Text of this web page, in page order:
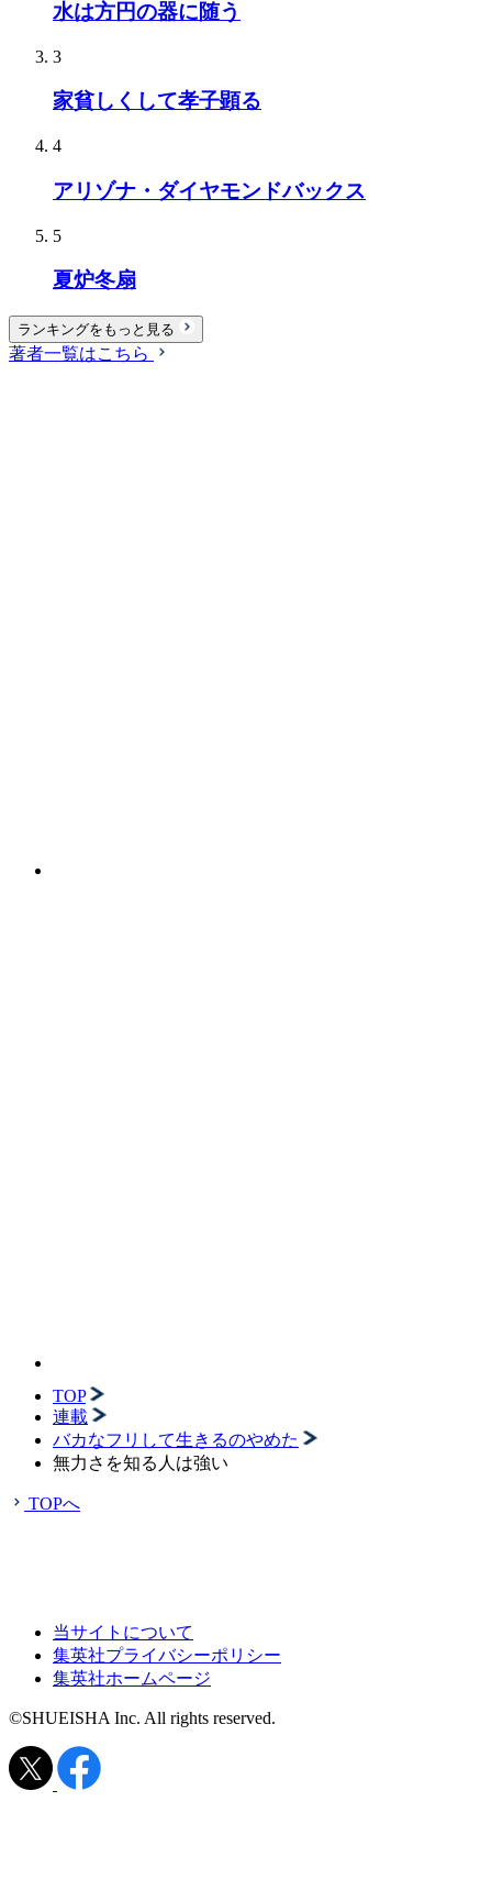
水は方円の器に随う
3
家貧しくして孝子顕る
4
アリゾナ・ダイヤモンドバックス
5
夏炉冬扇
ランキングをもっと見る
著者一覧はこちら
TOP
連載
バカなフリして生きるのやめた
無力さを知る人は強い
TOPへ
当サイトについて
集英社プライバシーポリシー
集英社ホームページ
©SHUEISHA Inc. All rights reserved.